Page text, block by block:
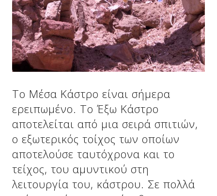
Δείτε μας:
Δείτε μας:
Δείτε μας:
Δείτε μας:
Δείτε μας:
Δείτε μας:
Δείτε μας:
Δείτε μας:
Δείτε μας:
Το Μέσα Κάστρο είναι σήμερα
ερειπωμένο. Το Έξω Κάστρο
αποτελείται από μια σειρά σπιτιών,
ο εξωτερικός τοίχος των οποίων
αποτελούσε ταυτόχρονα και το
τείχος, του αμυντικού στη
λειτουργία του, κάστρου. Σε πολλά